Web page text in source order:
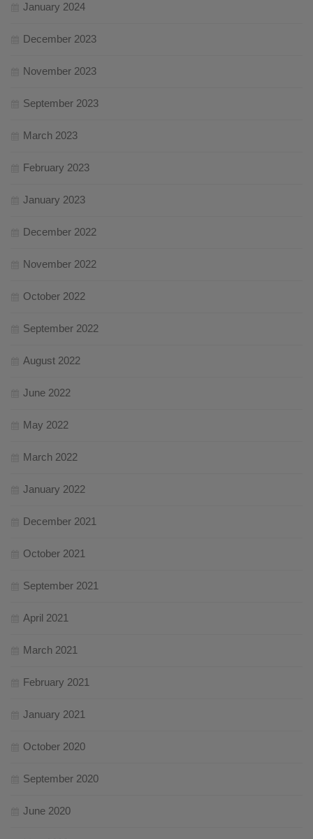
January 2024
December 2023
November 2023
September 2023
March 2023
February 2023
January 2023
December 2022
November 2022
October 2022
September 2022
August 2022
June 2022
May 2022
March 2022
January 2022
December 2021
October 2021
September 2021
April 2021
March 2021
February 2021
January 2021
October 2020
September 2020
June 2020